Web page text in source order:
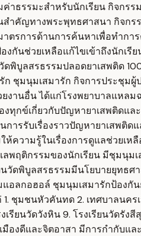
าธรรมะสำหรับนักเรียน กิจก
คัญทางพระพุทธศาสนา กิจกร
รการด้านการค้นหาเพื่อทำกา
กันช่วยเหลือแก้ไขเข้าถึงนักเ
พิบูลสรธรรมปลอดยาเสพติด
ก ชุมนุมเสมารัก กิจการประ
านอื่น ได้แก่โรงพยาบาลแหล
งทุกข์เกี่ยวกับปัญหายาเสพติด
รรับเรื่องราวปัญหายาเสพติด
ามรู้ในเรื่องการดูแลช่วยเหลื
ฤติกรรมของนักเรียน มีชุมนุม
วัดพิบูลสรธรรมมีนโยบายยุทธ
ลกอฮอล์ ชุมนุมเสมารักป้องกั
มชนหัวคันทด 2. เทศบาลนคร
ยนวัดวังหิน 9. โรงเรียนวัดรั
ดีและจิตอาสา มีการกำกับแล